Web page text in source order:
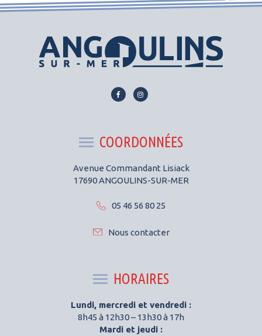
Lien
Facebook
Lien
Instagram
COORDONNÉES
Avenue Commandant Lisiack
17690 ANGOULINS-SUR-MER
05 46 56 80 25
Nous contacter
HORAIRES
Lundi, mercredi et vendredi :
8h45 à 12h30 – 13h30 à 17h
Mardi et jeudi :